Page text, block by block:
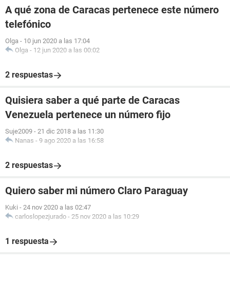
A qué zona de Caracas pertenece este número
telefónico
Olga - 10 jun 2020 a las 17:04
Olga - 12 jun 2020 a las 00:02
2 respuestas
Quisiera saber a qué parte de Caracas
Venezuela pertenece un número fijo
Suje2009 - 21 dic 2018 a las 11:30
Nanas - 9 ago 2020 a las 16:58
2 respuestas
Quiero saber mi número Claro Paraguay
Kuki - 24 nov 2020 a las 02:47
carloslopezjurado - 25 nov 2020 a las 10:29
1 respuesta